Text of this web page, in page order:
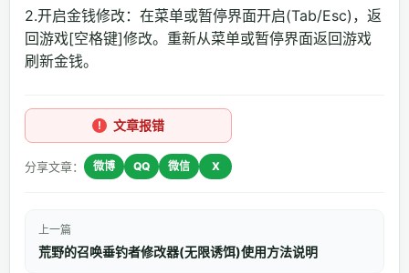
2.开启金钱修改：在菜单或暂停界面开启(Tab/Esc)，返
回游戏[空格键]修改。重新从菜单或暂停界面返回游戏
刷新金钱。
文章报错
分享文章： 微博 QQ 微信 X
上一篇
荒野的召唤垂钓者修改器(无限诱饵)使用方法说明